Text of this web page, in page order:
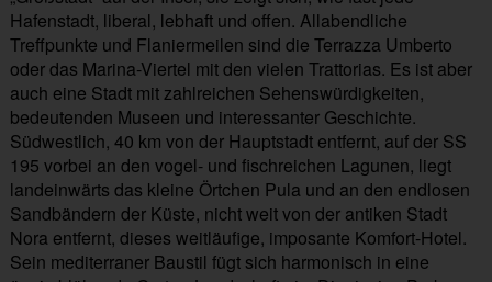
Hafenstadt, liberal, lebhaft und offen. Allabendliche
Treffpunkte und Flaniermeilen sind die Terrazza Umberto
oder das Marina-Viertel mit den vielen Trattorias. Es ist aber
auch eine Stadt mit zahlreichen Sehenswürdigkeiten,
bedeutenden Museen und interessanter Geschichte.
Südwestlich, 40 km von der Hauptstadt entfernt, auf der SS
195 vorbei an den vogel- und fischreichen Lagunen, liegt
landeinwärts das kleine Örtchen Pula und an den endlosen
Sandbändern der Küste, nicht weit von der antiken Stadt
Nora entfernt, dieses weitläufige, imposante Komfort-Hotel.
Sein mediterraner Baustil fügt sich harmonisch in eine